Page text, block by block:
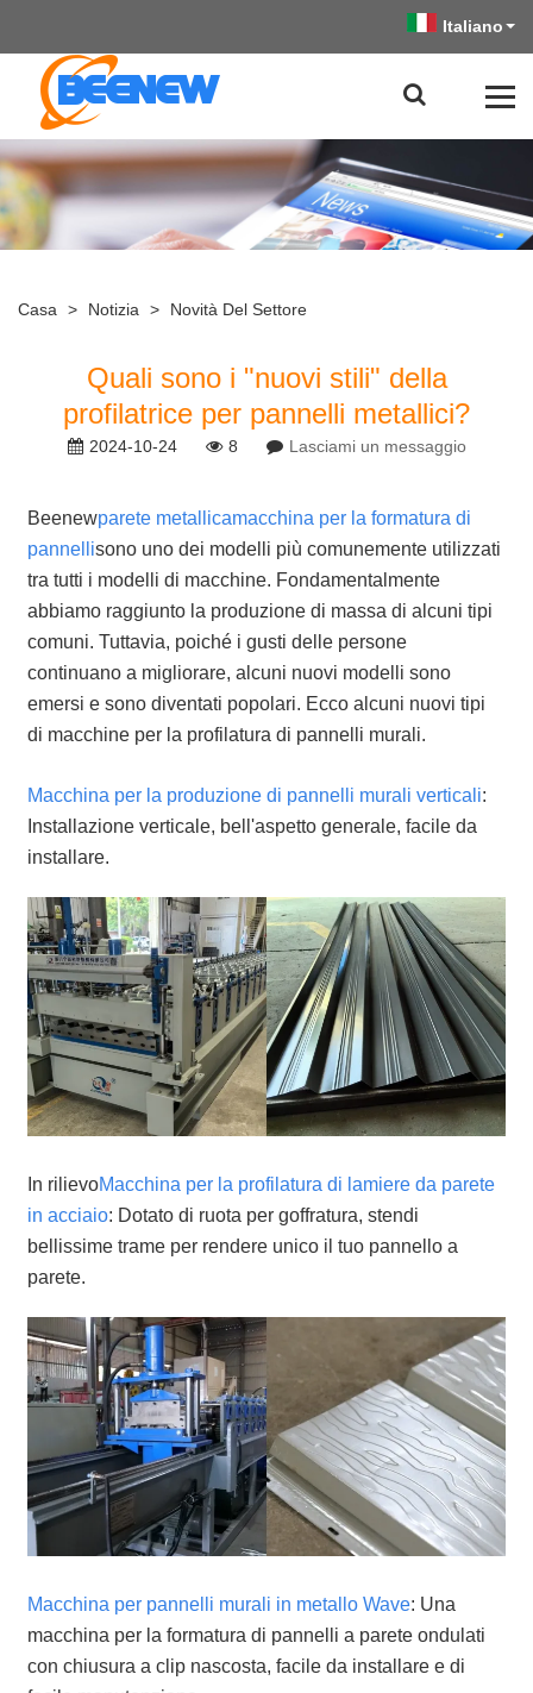
Italiano
Casa > Notizia > Novità Del Settore
Quali sono i "nuovi stili" della
profilatrice per pannelli metallici?
2024-10-24 8 Lasciami un messaggio
Beenewparete metallicamacchina per la formatura di
pannellisono uno dei modelli più comunemente utilizzati
tra tutti i modelli di macchine. Fondamentalmente
abbiamo raggiunto la produzione di massa di alcuni tipi
comuni. Tuttavia, poiché i gusti delle persone
continuano a migliorare, alcuni nuovi modelli sono
emersi e sono diventati popolari. Ecco alcuni nuovi tipi
di macchine per la profilatura di pannelli murali.
Macchina per la produzione di pannelli murali verticali:
Installazione verticale, bell'aspetto generale, facile da
installare.
In rilievoMacchina per la profilatura di lamiere da parete
in acciaio: Dotato di ruota per goffratura, stendi
bellissime trame per rendere unico il tuo pannello a
parete.
Macchina per pannelli murali in metallo Wave: Una
macchina per la formatura di pannelli a parete ondulati
con chiusura a clip nascosta, facile da installare e di